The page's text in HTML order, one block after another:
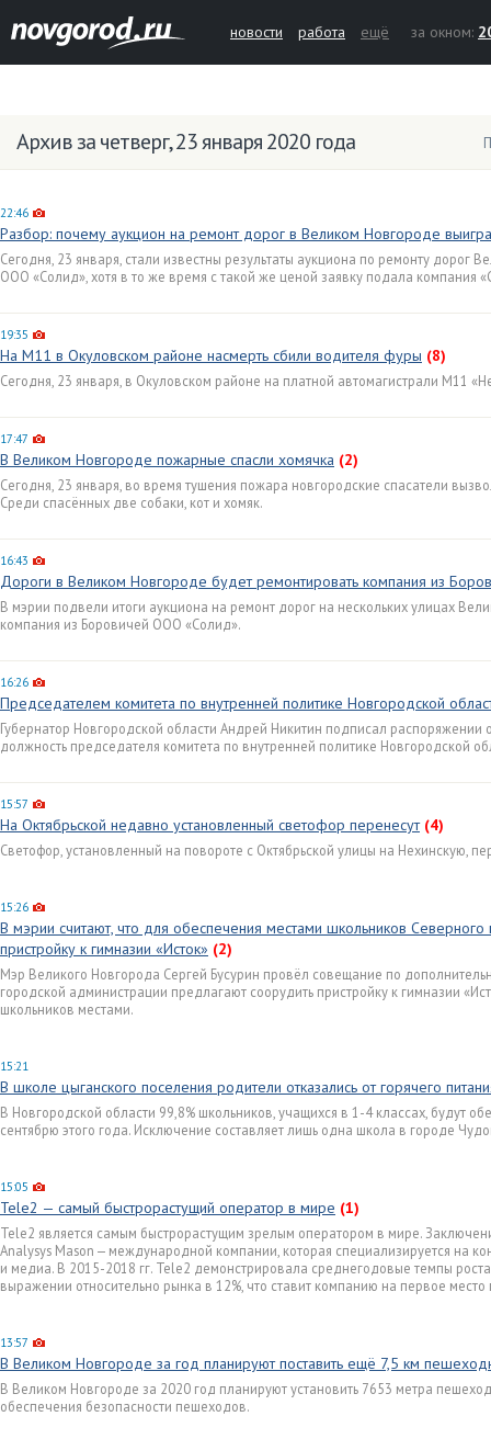
новости работа ещё за окном:
Архив за четверг, 23 января 2020 года
22:46
Разбор: почему аукцион на ремонт дорог в Великом Новгороде
Сегодня, 23 января, стали известны результаты аукциона по ремонту дорог
ООО «Солид», хотя в то же время с такой же ценой заявку подала компания
19:35
На М11 в Окуловском районе насмерть сбили водителя фуры (8)
Сегодня, 23 января, в Окуловском районе на платной автомагистрали М11
17:47
В Великом Новгороде пожарные спасли хомячка (2)
Сегодня, 23 января, во время тушения пожара новгородские спасатели
Среди спасённых две собаки, кот и хомяк.
16:43
Дороги в Великом Новгороде будет ремонтировать компания из
В мэрии подвели итоги аукциона на ремонт дорог на нескольких улицах
компания из Боровичей ООО «Солид».
16:26
Председателем комитета по внутренней политике Новгородской
Губернатор Новгородской области Андрей Никитин подписал
должность председателя комитета по внутренней политике Новгородской
15:57
На Октябрьской недавно установленный светофор перенесут (4)
Светофор, установленный на повороте с Октябрьской улицы на Нехинскую,
15:26
В мэрии считают, что для обеспечения местами школьников Северного
пристройку к гимназии «Исток» (2)
Мэр Великого Новгорода Сергей Бусурин провёл совещание по
городской администрации предлагают соорудить пристройку к гимназии
школьников местами.
15:21
В школе цыганского поселения родители отказались от горячего
В Новгородской области 99,8% школьников, учащихся в 1-4 классах, будут
сентябрю этого года. Исключение составляет лишь одна школа в городе
15:05
Tele2 — самый быстрорастущий оператор в мире (1)
Tele2 является самым быстрорастущим зрелым оператором в мире.
Analysys Mason — международной компании, которая специализируется на
и медиа. В 2015-2018 гг. Tele2 демонстрировала среднегодовые темпы
выражении относительно рынка в 12%, что ставит компанию на первое
13:57
В Великом Новгороде за год планируют поставить ещё 7,5 км
В Великом Новгороде за 2020 год планируют установить 7653 метра
обеспечения безопасности пешеходов.